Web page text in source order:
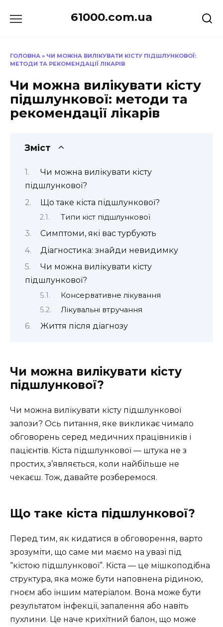
до
61000.com.ua
ГОЛОВНА » ЧИ МОЖНА ВИЛІКУВАТИ КІСТУ ПІДШЛУНКОВОЇ:
МЕТОДИ ТА РЕКОМЕНДАЦІЇ ЛІКАРІВ
Чи можна вилікувати кісту
підшлункової: методи та
рекомендації лікарів
Зміст
Чи можна вилікувати кісту
підшлункової?
Що таке кіста підшлункової?
Типи кіст підшлункової
Симптоми, які вас турбують
Діагностика: знайди невидимку
Чи можна вилікувати кісту
підшлункової?
Консервативне лікування
Лікувальні втручання
Життя після діагнозу
Чи можна вилікувати кісту
підшлункової?
Чи можна вилікувати кісту підшлункової
залози? Ось питання, яке викликає чимало
обговорень серед медичних працівників і
пацієнтів. Кіста підшлункової — штука не з
простих, з’являється, коли найбільше не
чекаєш. Тож, давайте розберемося.
Що таке кіста підшлункової?
Перед тим, як кидатися в обговорення, варто
зрозуміти, що саме ми маємо на увазі під
“кістою підшлункової”. Кіста — це мішкоподібна
структура, яка може бути наповнена рідиною,
гноєм або іншим матеріалом. Вона може бути
результатом інфекції, запалення або навіть
пухлини. Це наче крихітний балон, що може